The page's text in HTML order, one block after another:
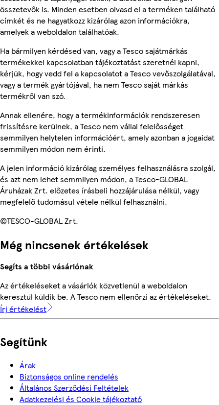
összetevők is. Minden esetben olvasd el a terméken található
címkét és ne hagyatkozz kizárólag azon információkra,
amelyek a weboldalon találhatóak.
Ha bármilyen kérdésed van, vagy a Tesco sajátmárkás
termékekkel kapcsolatban tájékoztatást szeretnél kapni,
kérjük, hogy vedd fel a kapcsolatot a Tesco vevőszolgálatával,
vagy a termék gyártójával, ha nem Tesco saját márkás
termékről van szó.
Annak ellenére, hogy a termékinformációk rendszeresen
frissítésre kerülnek, a Tesco nem vállal felelősséget
semmilyen helytelen információért, amely azonban a jogaidat
semmilyen módon nem érinti.
A jelen információ kizárólag személyes felhasználásra szolgál,
és azt nem lehet semmilyen módon, a Tesco-GLOBAL
Áruházak Zrt. előzetes írásbeli hozzájárulása nélkül, vagy
megfelelő tudomásul vétele nélkül felhasználni.
©TESCO-GLOBAL Zrt.
Még nincsenek értékelések
Segíts a többi vásárlónak
Az értékeléseket a vásárlók közvetlenül a weboldalon
keresztül küldik be. A Tesco nem ellenőrzi az értékeléseket.
Írj értékelést
Segítünk
Árak
Biztonságos online rendelés
Általános Szerződési Feltételek
Adatkezelési és Cookie tájékoztató